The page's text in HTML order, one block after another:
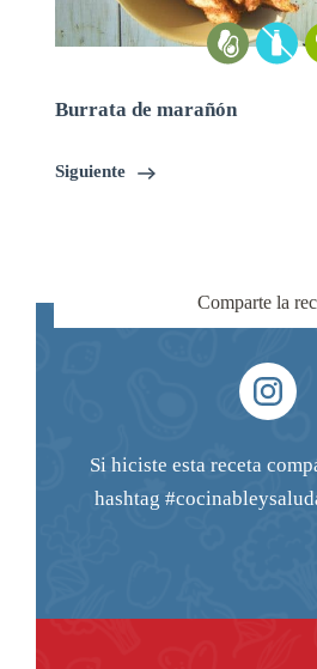
Comparte la
Si hiciste esta receta
hashtag
Burrata de marañón
Siguiente